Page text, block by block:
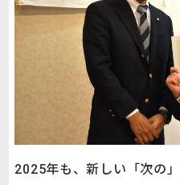
2025年も、新しい「次の